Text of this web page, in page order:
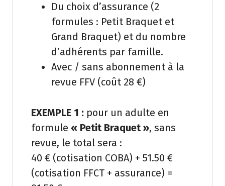
Du choix d’assurance (2
formules : Petit Braquet et
Grand Braquet) et du nombre
d’adhérents par famille.
Avec / sans abonnement à la
revue FFV (coût 28 €)
EXEMPLE 1 : pour un adulte en
formule « Petit Braquet », sans
revue, le total sera :
40 € (cotisation COBA) + 51.50 €
(cotisation FFCT + assurance) =